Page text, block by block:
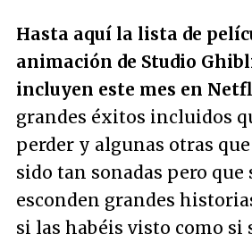
Hasta aquí la lista de
animación de Studio
incluyen este mes en
grandes éxitos incluidos
perder y algunas otras
sido tan sonadas pero que
esconden grandes
si las habéis visto como si